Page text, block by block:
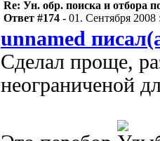
Re: Ун. обр. поиска и отбора
Ответ #174 - 01. Сентября 2008
unnamed
Сделал проще,
неограниченой